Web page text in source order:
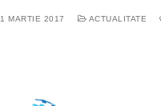
1 MARTIE 2017 ACTUALITATE